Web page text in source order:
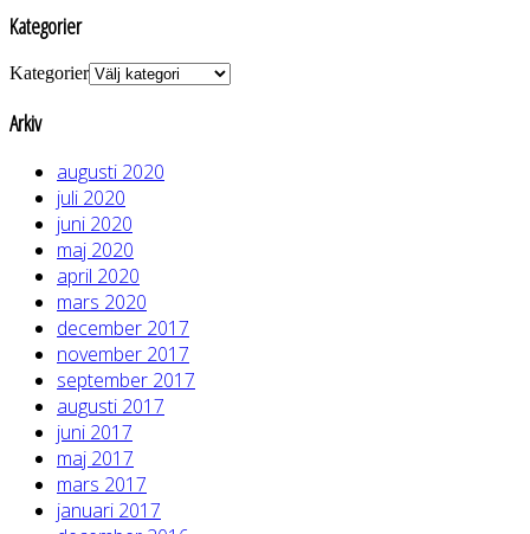
Kategorier
Kategorier
Arkiv
augusti 2020
juli 2020
juni 2020
maj 2020
april 2020
mars 2020
december 2017
november 2017
september 2017
augusti 2017
juni 2017
maj 2017
mars 2017
januari 2017